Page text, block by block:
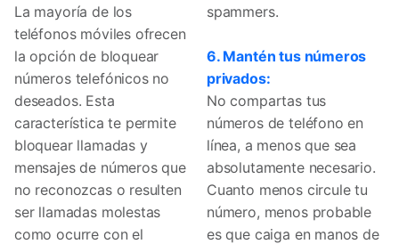
La mayoría de los
teléfonos móviles ofrecen
la opción de bloquear
números telefónicos no
deseados. Esta
característica te permite
bloquear llamadas y
mensajes de números que
no reconozcas o resulten
ser llamadas molestas
como ocurre con el
spammers.
6. Mantén tus números
privados:
No compartas tus
números de teléfono en
línea, a menos que sea
absolutamente necesario.
Cuanto menos circule tu
número, menos probable
es que caiga en manos de